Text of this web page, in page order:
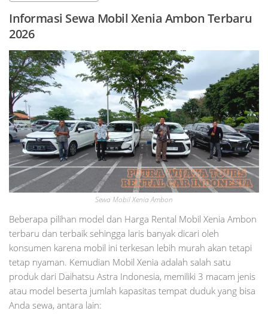
Informasi Sewa Mobil Xenia Ambon Terbaru
2026
Sewa Mobil Xenia Ambon
Beberapa pilihan model dan Harga Rental Mobil Xenia Ambon
terbaru dan terbaik sehingga laris banyak dicari oleh
konsumen karena mobil ini terkesan lebih murah akan tetapi
tetap nyaman. Kemudian Mobil Xenia adalah salah satu
produk dari Daihatsu Astra Indonesia, memiliki 3 macam jenis
atau model beserta jumlah kapasitas tempat duduk yang bisa
Anda sewa, antara lain: